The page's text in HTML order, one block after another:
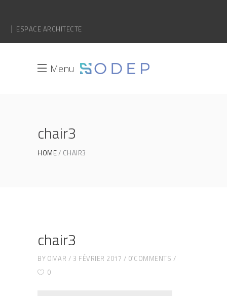
ESPACE ARCHITECTE
Menu
chair3
HOME CHAIR3
chair3
BY OMAR 3 FÉVRIER 2017
0 COMMENTS
0